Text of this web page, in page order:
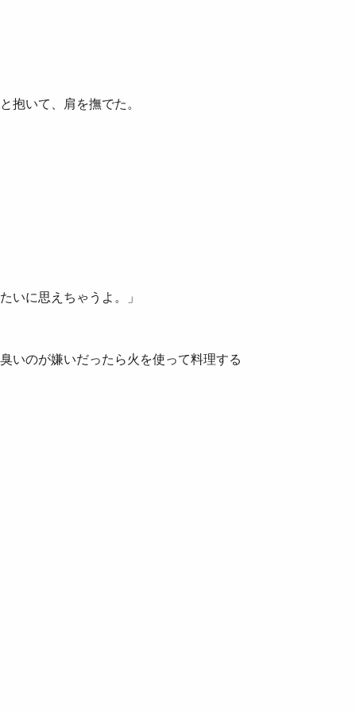
抱いて、肩を撫でた。
いに思えちゃうよ。」
いのが嫌いだったら火を使って料理する